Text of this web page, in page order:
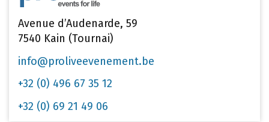
Avenue d’Audenarde, 59
7540 Kain (Tournai)
info@proliveevenement.be
+32 (0) 496 67 35 12
+32 (0) 69 21 49 06